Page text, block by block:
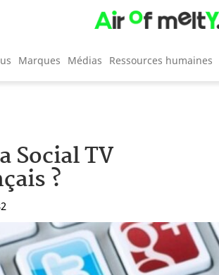
Marques Médias Ressources humaines
Social TV
?